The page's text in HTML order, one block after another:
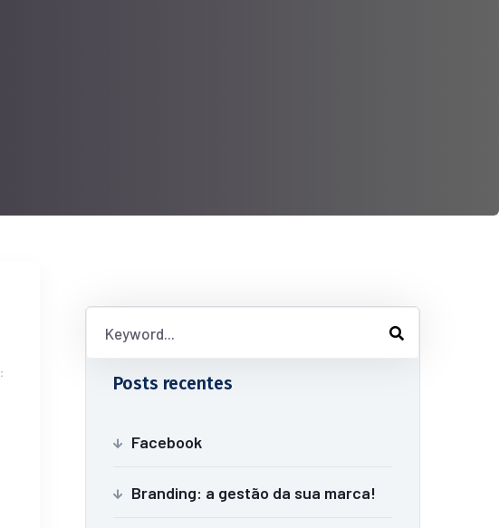
Posts recentes
Facebook
Branding: a gestão da sua marca!